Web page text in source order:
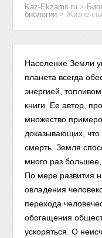
Kaz-Ekzams.ru >
биологии >
Население Земли
планета всегда
энергией,
книги. Ее автор,
множество
доказывающих, что
смерть. Земля
много раз
По мере развития
овладения
перехода
обогащения
ускоряться. О